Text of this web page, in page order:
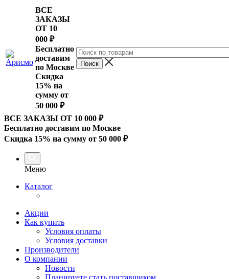
ВСЕ
ЗАКАЗЫ
ОТ 10
000 ₽
Бесплатно
доставим
по Москве
Скидка
15% на
сумму от
50 000 ₽
ВСЕ ЗАКАЗЫ ОТ 10 000 ₽
Бесплатно доставим по Москве
Скидка 15% на сумму от 50 000 ₽
Меню
Каталог
Акции
Как купить
Условия оплаты
Условия доставки
Производители
О компании
Новости
Планируете стать поставщиком